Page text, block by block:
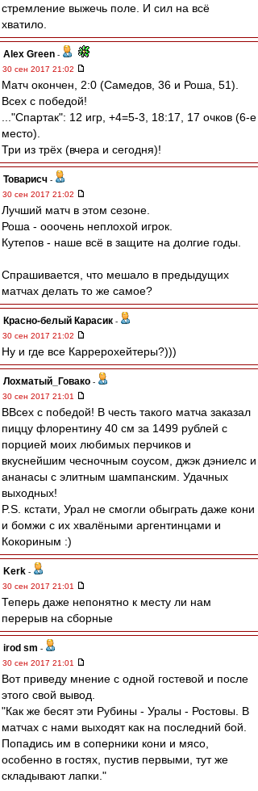
стремление выжечь поле. И сил на всё
хватило.
Alex Green -
30 сен 2017 21:02
Матч окончен, 2:0 (Самедов, 36 и Роша, 51).
Всех с победой!
..."Спартак": 12 игр, +4=5-3, 18:17, 17 очков (6-е
место).
Три из трёх (вчера и сегодня)!
Товарисч -
30 сен 2017 21:02
Лучший матч в этом сезоне.
Роша - ооочень неплохой игрок.
Кутепов - наше всё в защите на долгие годы.
Спрашивается, что мешало в предыдущих
матчах делать то же самое?
Красно-белый Карасик -
30 сен 2017 21:02
Ну и где все Каррерохейтеры?)))
Лохматый_Говако -
30 сен 2017 21:01
ВВсех с победой! В честь такого матча заказал
пиццу флорентину 40 см за 1499 рублей с
порцией моих любимых перчиков и
вкуснейшим чесночным соусом, джэк дэниелс и
ананасы с элитным шампанским. Удачных
выходных!
P.S. кстати, Урал не смогли обыграть даже кони
и бомжи с их хвалёными аргентинцами и
Кокориным :)
Kerk -
30 сен 2017 21:01
Теперь даже непонятно к месту ли нам
перерыв на сборные
irod sm -
30 сен 2017 21:01
Вот приведу мнение с одной гостевой и после
этого свой вывод.
"Как же бесят эти Рубины - Уралы - Ростовы. В
матчах с нами выходят как на последний бой.
Попадись им в соперники кони и мясо,
особенно в гостях, пустив первыми, тут же
складывают лапки."